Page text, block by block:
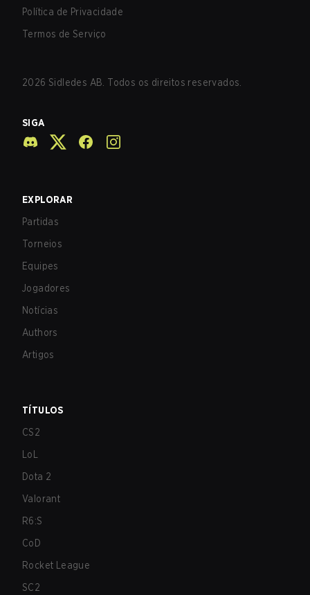
Política de Privacidade
Termos de Serviço
2026 Sidledes AB. Todos os direitos reservados.
SIGA
EXPLORAR
Partidas
Torneios
Equipes
Jogadores
Notícias
Authors
Artigos
TÍTULOS
CS2
LoL
Dota 2
Valorant
R6:S
CoD
Rocket League
SC2